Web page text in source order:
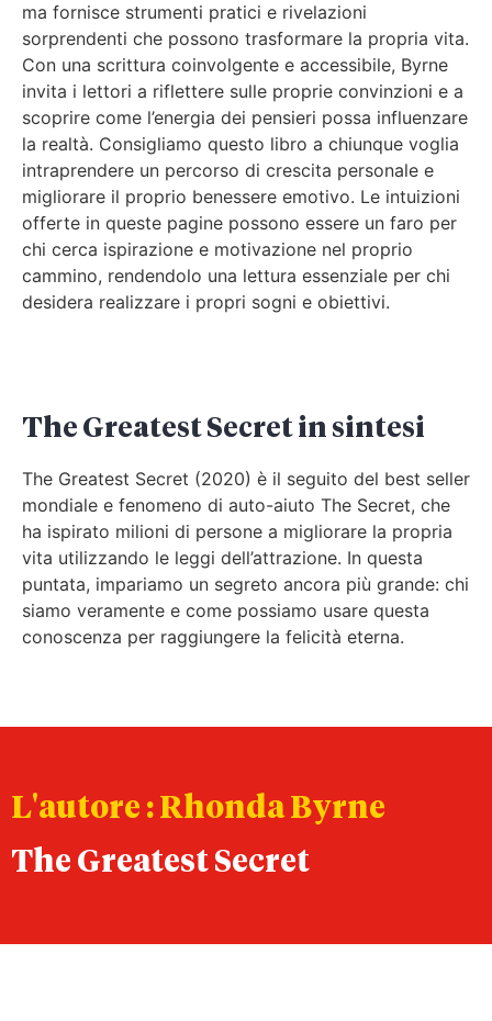
ma fornisce strumenti pratici e rivelazioni
sorprendenti che possono trasformare la propria vita.
Con una scrittura coinvolgente e accessibile, Byrne
invita i lettori a riflettere sulle proprie convinzioni e a
scoprire come l’energia dei pensieri possa influenzare
la realtà. Consigliamo questo libro a chiunque voglia
intraprendere un percorso di crescita personale e
migliorare il proprio benessere emotivo. Le intuizioni
offerte in queste pagine possono essere un faro per
chi cerca ispirazione e motivazione nel proprio
cammino, rendendolo una lettura essenziale per chi
desidera realizzare i propri sogni e obiettivi.
The Greatest Secret in sintesi
The Greatest Secret (2020) è il seguito del best seller
mondiale e fenomeno di auto-aiuto The Secret, che
ha ispirato milioni di persone a migliorare la propria
vita utilizzando le leggi dell’attrazione. In questa
puntata, impariamo un segreto ancora più grande: chi
siamo veramente e come possiamo usare questa
conoscenza per raggiungere la felicità eterna.
L'autore : Rhonda Byrne
The Greatest Secret